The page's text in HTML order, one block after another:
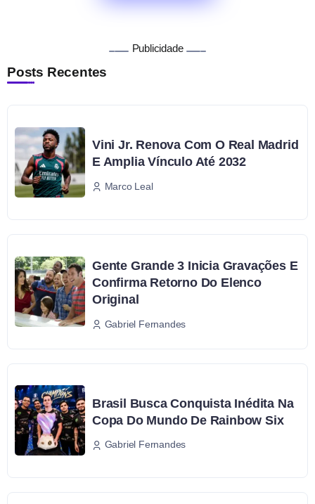
Publicidade
Posts Recentes
Vini Jr. Renova Com O Real Madrid
E Amplia Vínculo Até 2032
Marco Leal
Gente Grande 3 Inicia Gravações E
Confirma Retorno Do Elenco
Original
Gabriel Fernandes
Brasil Busca Conquista Inédita Na
Copa Do Mundo De Rainbow Six
Gabriel Fernandes